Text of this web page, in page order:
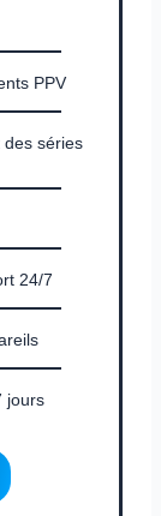
PPV
séries
24/7
jours